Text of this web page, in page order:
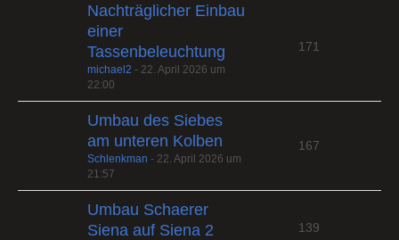
Nachträglicher Einbau
einer
Tassenbeleuchtung
michael2 - 22. April 2026 um
22:00
171
Umbau des Siebes
am unteren Kolben
Schlenkman - 22. April 2026 um
21:57
167
Umbau Schaerer
Siena auf Siena 2
139